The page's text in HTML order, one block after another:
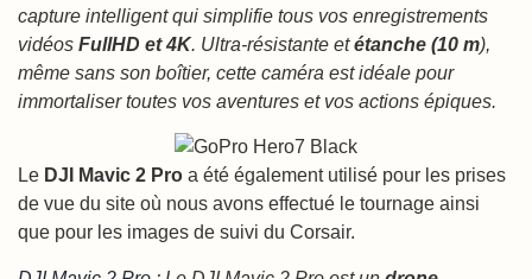
capture intelligent qui simplifie tous vos enregistrements
vidéos FullHD et 4K. Ultra-résistante etétanche (10 m),
même sans son boîtier, cette caméra est idéale pour
immortaliser toutes vos aventures et vos actions épiques.
Le DJI Mavic 2 Pro a été également utilisé pour les prises
de vue du site où nous avons effectué le tournage ainsi
que pour les images de suivi du Corsair.